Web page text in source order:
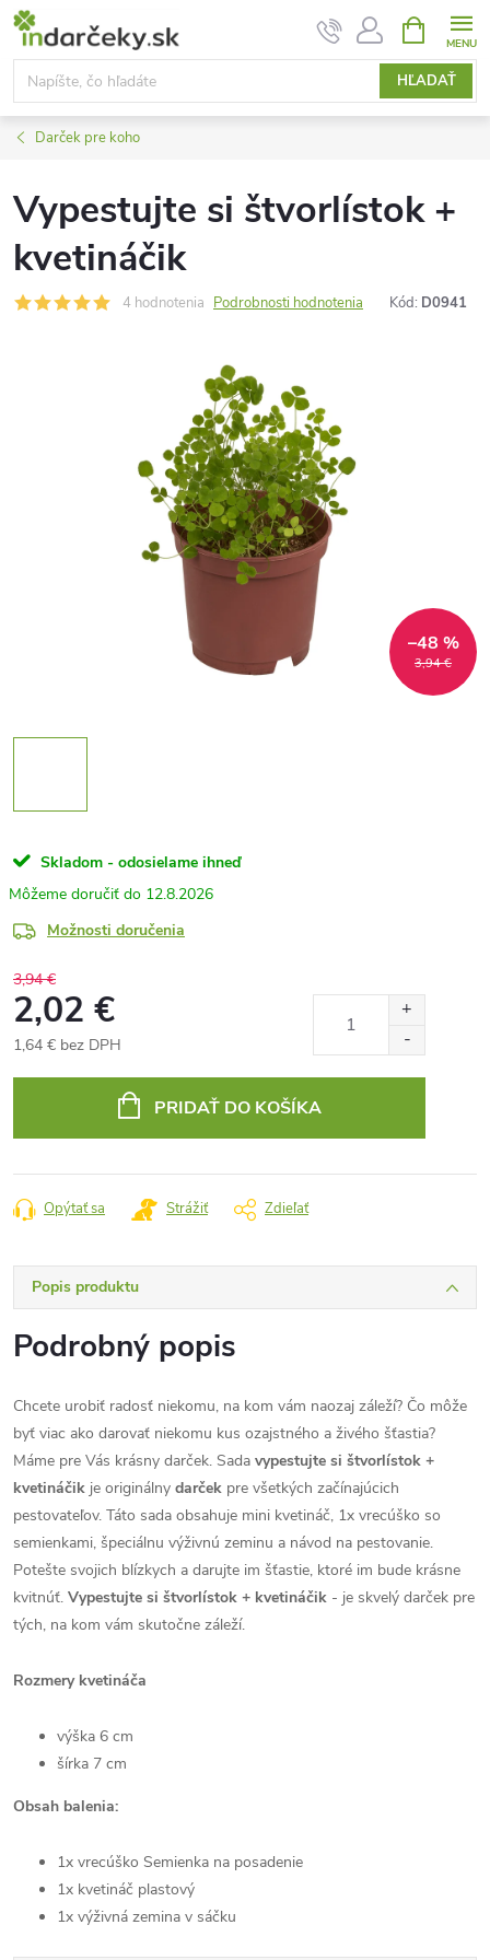
Prejsť
obsah
HĽADAŤ
KOŠÍK
Darček pre koho
Vypestujte si štvorlístok +
kvetináčik
4 hodnotenia Podrobnosti hodnotenia Kód: D0941
3,94 €
–48 %
Skladom - odosielame ihneď
12.8.2026
Možnosti doručenia
3,94 €
2,02 €
1,64 € bez DPH
PRIDAŤ DO KOŠÍKA
Opýtať sa Strážiť Zdieľať
Popis produktu
Podrobný popis
Chcete urobiť radosť niekomu, na kom vám naozaj záleží? Čo môže
byť viac ako darovať niekomu kus ozajstného a živého šťastia?
Máme pre Vás krásny darček. Sada vypestujte si štvorlístok +
kvetináčik je originálny darček pre všetkých začínajúcich
pestovateľov. Táto sada obsahuje mini kvetináč, 1x vrecúško so
semienkami, špeciálnu výživnú zeminu a návod na pestovanie.
Potešte svojich blízkych a darujte im šťastie, ktoré im bude krásne
kvitnúť. Vypestujte si štvorlístok + kvetináčik - je skvelý darček pre
tých, na kom vám skutočne záleží.
Rozmery kvetináča
výška 6 cm
šírka 7 cm
Obsah balenia:
1x vrecúško Semienka na posadenie
1x kvetináč plastový
1x výživná zemina v sáčku